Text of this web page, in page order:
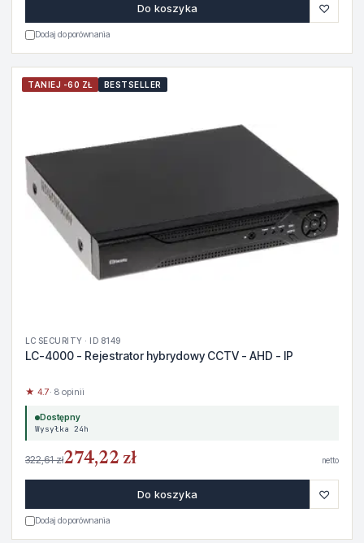
Do koszyka ♡
Dodaj do porównania
TANIEJ -60 ZŁ BESTSELLER
LC SECURITY · ID 8149
LC-4000 - Rejestrator hybrydowy CCTV - AHD - IP
★ 4.7· 8 opinii
Dostępny
Wysyłka 24h
322,61 zł274,22 zł netto
Do koszyka ♡
Dodaj do porównania